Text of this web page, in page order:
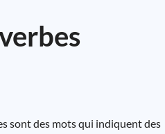
sont des mots qui indiquent des